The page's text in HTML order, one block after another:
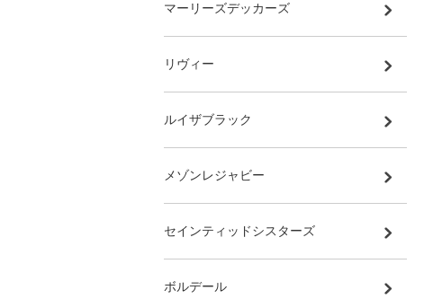
マーリーズデッカーズ
リヴィー
ルイザブラック
メゾンレジャビー
セインティッドシスターズ
ボルデール